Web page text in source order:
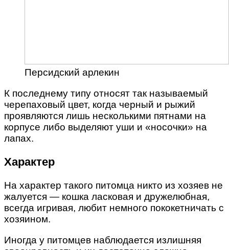
Персидский арлекин
К последнему типу относят так называемый
черепаховый цвет, когда черный и рыжий
проявляются лишь несколькими пятнами на
корпусе либо выделяют уши и «носочки» на
лапах.
Характер
На характер такого питомца никто из хозяев не
жалуется — кошка ласковая и дружелюбная,
всегда игривая, любит немного пококетничать с
хозяином.
Иногда у питомцев наблюдается излишняя